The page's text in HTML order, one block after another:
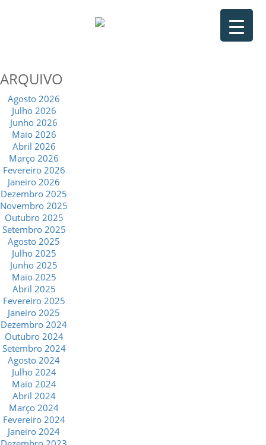
ARQUIVO
Agosto 2026
Julho 2026
Junho 2026
Maio 2026
Abril 2026
Março 2026
Fevereiro 2026
Janeiro 2026
Dezembro 2025
Novembro 2025
Outubro 2025
Setembro 2025
Agosto 2025
Julho 2025
Junho 2025
Maio 2025
Abril 2025
Fevereiro 2025
Janeiro 2025
Dezembro 2024
Outubro 2024
Setembro 2024
Agosto 2024
Julho 2024
Maio 2024
Abril 2024
Março 2024
Fevereiro 2024
Janeiro 2024